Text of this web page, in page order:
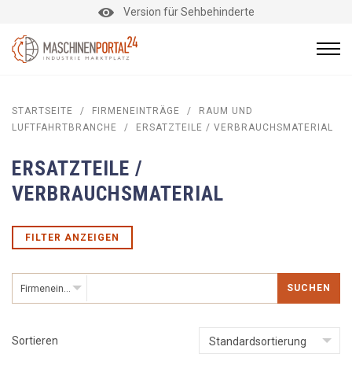
Version für Sehbehinderte
STARTSEITE / FIRMENEINTRÄGE /
RAUM UND
LUFTFAHRTBRANCHE
/ ERSATZTEILE / VERBRAUCHSMATERIAL
ERSATZTEILE /
VERBRAUCHSMATERIAL
FILTER ANZEIGEN
SUCHEN
Sortieren Standardsortierung